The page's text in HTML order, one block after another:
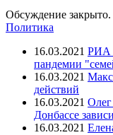
Обсуждение закрыто.
Политика
16.03.2021 РИА
пандемии
16.03.2021
действий
16.03.2021
Донбассе
16.03.2021